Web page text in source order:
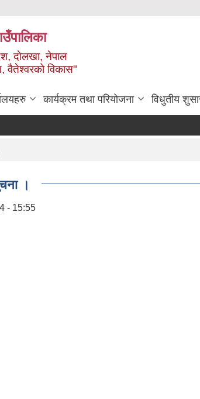
दाेलखा, नेपाल
वैतेश्वरको विकास"
कार्यक्रम तथा परियोजना विधुतीय
।
- 15:55